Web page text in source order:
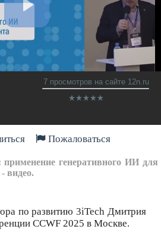
7 просмотров на сайте 12n.ru
Пожаловаться
применение генеративного ИИ для
видео.
по развитию 3iTech Дмитрия
CCWF 2025 в Москве.